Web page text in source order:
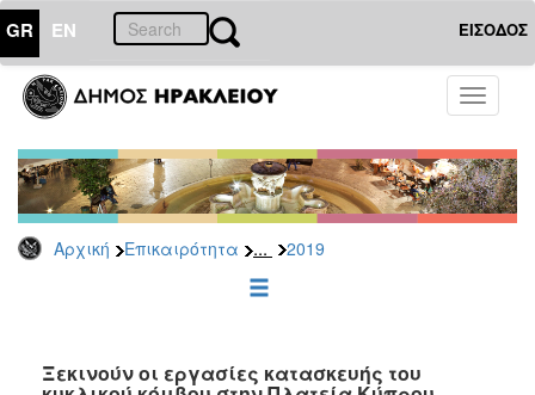
GR EN ΕΙΣΟΔΟΣ
Toggle
Αρχική Επικαιρότητα ... 2019
ΕΠΙΚΑΙΡΟΤΗΤΑ
Τύπου
Αρχείο
2026
2025
2022
Ξεκινούν οι εργασίες κατασκευής του